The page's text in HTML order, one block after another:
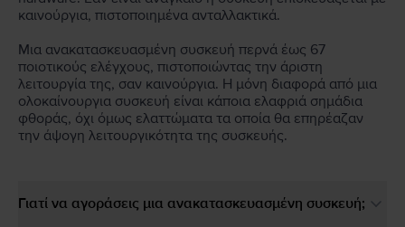
καινούργια, πιστοποιημένα ανταλλακτικά.
Μια ανακατασκευασμένη συσκευή περνά έως 67
ποιοτικούς ελέγχους, πιστοποιώντας την άριστη
λειτουργία της, σαν καινούργια. Η μόνη διαφορά από μια
ολοκαίνουργια συσκευή είναι κάποια ελαφριά σημάδια
φθοράς, όχι όμως ελαττώματα τα οποία θα επηρέαζαν
την άψογη λειτουργικότητα της συσκευής.
Γιατί να αγοράσεις μια ανακατασκευασμένη συσκευή;